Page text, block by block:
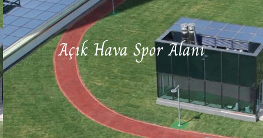
Açık Hava Spor Alanı